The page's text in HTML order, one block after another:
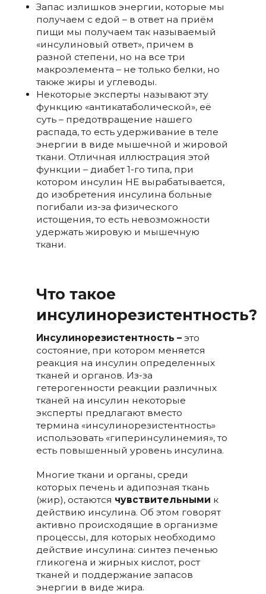
Запас излишков энергии, которые мы
получаем с едой – в ответ на приём
пищи мы получаем так называемый
«инсулиновый ответ», причем в
разной степени, но на все три
макроэлемента – не только белки, но
также жиры и углеводы.
Некоторые эксперты называют эту
функцию «антикатаболической», её
суть – предотвращение нашего
распада, то есть удерживание в теле
энергии в виде мышечной и жировой
ткани. Отличная иллюстрация этой
функции – диабет 1-го типа, при
котором инсулин НЕ вырабатывается,
до изобретения инсулина больные
погибали из-за физического
истощения, то есть невозможности
удержать жировую и мышечную
ткани.
Что такое
инсулинорезистентность?
Инсулинорезистентность –это
состояние, при котором меняется
реакция на инсулин определенных
тканей и органов. Из-за
гетерогенности реакции различных
тканей на инсулин некоторые
эксперты предлагают вместо
термина «инсулинорезистентность»
использовать «гиперинсулинемия», то
есть повышенный уровень инсулина.
Многие ткани и органы, среди
которых печень и адипозная ткань
(жир), остаются чувствительными к
действию инсулина. Об этом говорят
активно происходящие в организме
процессы, для которых необходимо
действие инсулина: синтез печенью
гликогена и жирных кислот, рост
тканей и поддержание запасов
энергии в виде жира.